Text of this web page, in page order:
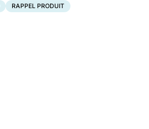
RAPPEL PRODUIT